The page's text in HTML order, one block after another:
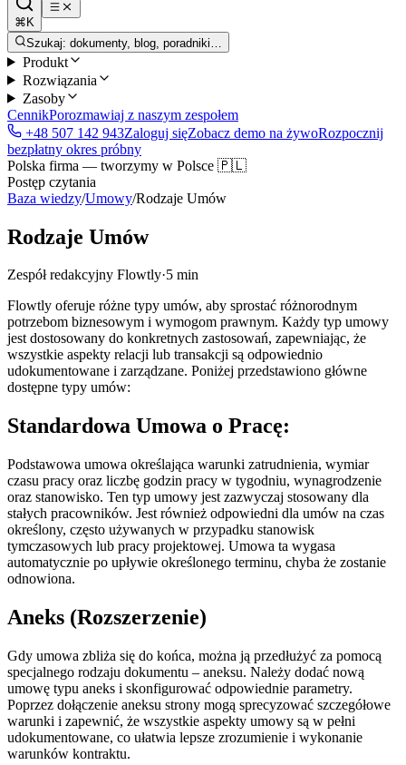
⌘K
Szukaj: dokumenty, blog, poradniki…
Produkt
Rozwiązania
Zasoby
CennikPorozmawiaj z naszym zespołem
+48 507 142 943Zaloguj sięZobacz demo na żywoRozpocznij
bezpłatny okres próbny
Polska firma — tworzymy w Polsce 🇵🇱
Postęp czytania
Baza wiedzy/Umowy/Rodzaje Umów
Rodzaje Umów
Zespół redakcyjny Flowtly·5 min
Flowtly oferuje różne typy umów, aby sprostać różnorodnym
potrzebom biznesowym i wymogom prawnym. Każdy typ umowy
jest dostosowany do konkretnych zastosowań, zapewniając, że
wszystkie aspekty relacji lub transakcji są odpowiednio
udokumentowane i zarządzane. Poniżej przedstawiono główne
dostępne typy umów:
Standardowa Umowa o Pracę:
Podstawowa umowa określająca warunki zatrudnienia, wymiar
czasu pracy oraz liczbę godzin pracy w tygodniu, wynagrodzenie
oraz stanowisko. Ten typ umowy jest zazwyczaj stosowany dla
stałych pracowników. Jest również odpowiedni dla umów na czas
określony, często używanych w przypadku stanowisk
tymczasowych lub pracy projektowej. Umowa ta wygasa
automatycznie po upływie określonego terminu, chyba że zostanie
odnowiona.
Aneks (Rozszerzenie)
Gdy umowa zbliża się do końca, można ją przedłużyć za pomocą
specjalnego rodzaju dokumentu – aneksu. Należy dodać nową
umowę typu aneks i skonfigurować odpowiednie parametry.
Poprzez dołączenie aneksu strony mogą sprecyzować szczegółowe
warunki i zapewnić, że wszystkie aspekty umowy są w pełni
udokumentowane, co ułatwia lepsze zrozumienie i wykonanie
warunków kontraktu.